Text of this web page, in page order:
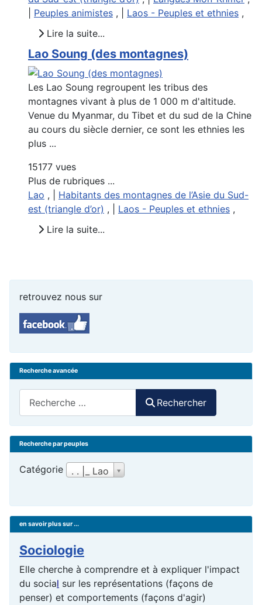
Peuples animistes , | Laos - Peuples et ethnies ,
Lire la suite...
Lao Soung (des montagnes)
Les Lao Soung regroupent les tribus des
montagnes vivant à plus de 1 000 m d'altitude.
Venue du Myanmar, du Tibet et du sud de la Chine
au cours du siècle dernier, ce sont les ethnies les
plus ...
15177 vues
Plus de rubriques ...
Lao , | Habitants des montagnes de l’Asie du Sud-
est (triangle d’or) , | Laos - Peuples et ethnies ,
Lire la suite...
retrouvez nous sur
Recherche avancée
Rechercher
Recherche par peuples
Catégorie . . |_ Lao
en savoir plus sur ...
Sociologie
Elle cherche à comprendre et à expliquer l'impact
du social sur les représentations (façons de
penser) et comportements (façons d'agir)